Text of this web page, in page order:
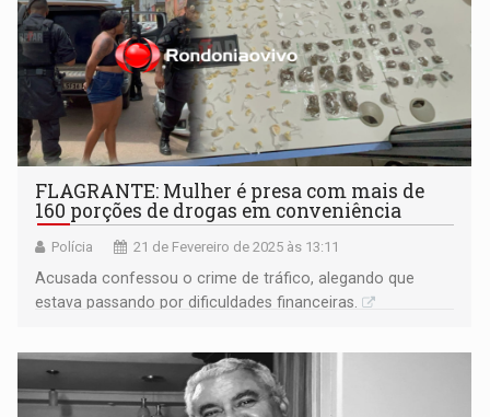
FLAGRANTE: Mulher é presa com mais de
160 porções de drogas em conveniência
Polícia 21 de Fevereiro de 2025 às 13:11
Acusada confessou o crime de tráfico, alegando que
estava passando por dificuldades financeiras.